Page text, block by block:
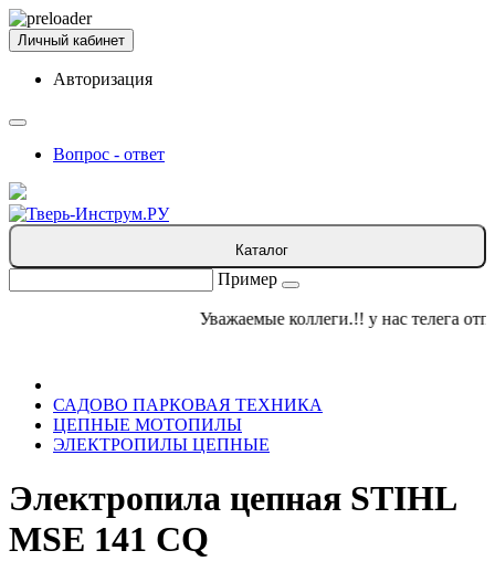
Личный кабинет
Авторизация
Вопрос - ответ
Каталог
Пример
Уважаемые коллеги.!! у нас телега
САДОВО ПАРКОВАЯ ТЕХНИКА
ЦЕПНЫЕ МОТОПИЛЫ
ЭЛЕКТРОПИЛЫ ЦЕПНЫЕ
Электропила цепная STIHL
MSE 141 CQ